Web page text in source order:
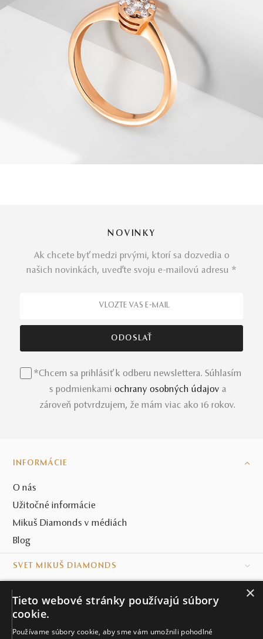
NOVINKY
Ak chcete byť medzi prvými, ktorí sa dozvedia o
našich novinkách, uveďte svoju e-mailovú adresu *
*Chcem sa prihlásiť k odberu newslettera. Súhlasím
s podmienkami ochrany osobných údajov a
zároveň potvrdzujem, že mám viac ako 16 rokov.
INFORMÁCIE
O nás
Užitočné informácie
Mikuš Diamonds v médiách
Blog
SVET MIKUŠ DIAMONDS
KONTAKT
×
Tieto webové stránky používajú súbory
cookie.
Používame súbory cookie, aby sme vám umožnili pohodlné